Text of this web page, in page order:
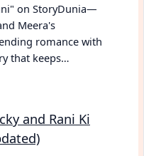
on StoryDunia—
Meera's
romance with
that keeps…
and Rani Ki